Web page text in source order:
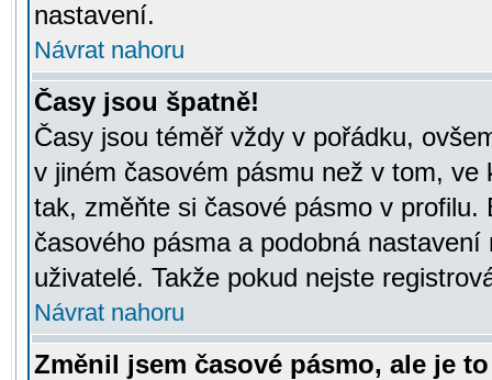
nastavení.
Návrat nahoru
Časy jsou špatně!
Časy jsou téměř vždy v pořádku,
v jiném časovém pásmu než v tom,
tak, změňte si časové pásmo v
časového pásma a podobná
uživatelé. Takže pokud nejste
Návrat nahoru
Změnil jsem časové pásmo, ale je